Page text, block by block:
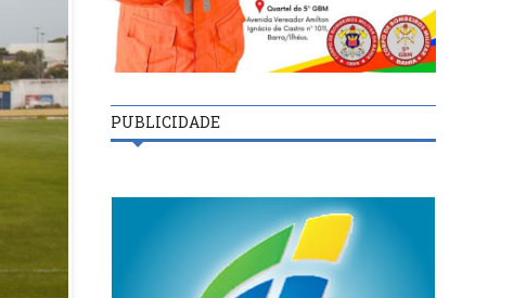
PUBLICIDADE